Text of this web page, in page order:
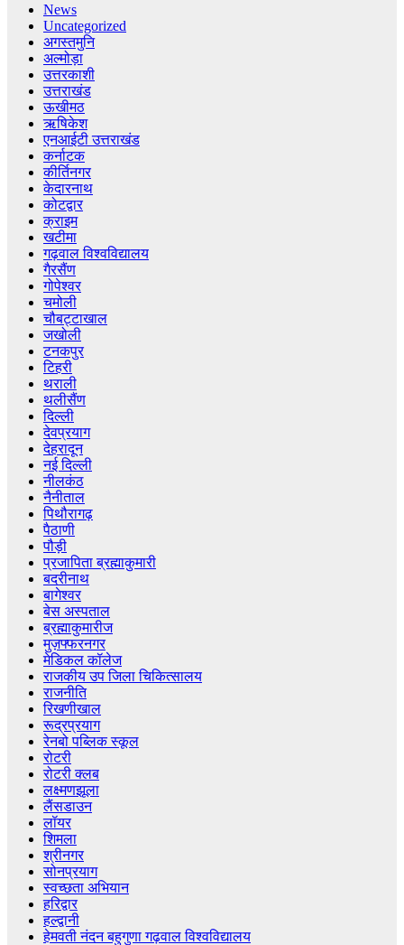
News
Uncategorized
अगस्तमुनि
अल्मोड़ा
उत्तरकाशी
उत्तराखंड
ऊखीमठ
ऋषिकेश
एनआईटी उत्तराखंड
कर्नाटक
कीर्तिनगर
केदारनाथ
कोटद्वार
क्राइम
खटीमा
गढ़वाल विश्वविद्यालय
गैरसैंण
गोपेश्वर
चमोली
चौबट्टाखाल
जखोली
टनकपुर
टिहरी
थराली
थलीसैंण
दिल्ली
देवप्रयाग
देहरादून
नई दिल्ली
नीलकंठ
नैनीताल
पिथौरागढ़
पैठाणी
पौड़ी
प्रजापिता ब्रह्माकुमारी
बदरीनाथ
बागेश्वर
बेस अस्पताल
ब्रह्माकुमारीज
मुज़फ्फरनगर
मेडिकल कॉलेज
राजकीय उप जिला चिकित्सालय
राजनीति
रिखणीखाल
रूद्रप्रयाग
रेनबो पब्लिक स्कूल
रोटरी
रोटरी क्लब
लक्ष्मणझूला
लैंसडाउन
लॉयर
शिमला
श्रीनगर
सोनप्रयाग
स्वच्छता अभियान
हरिद्वार
हल्द्वानी
हेमवती नंदन बहुगुणा गढ़वाल विश्वविद्यालय